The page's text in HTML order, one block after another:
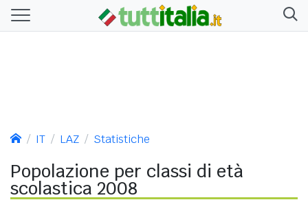
IT LAZ Statistiche
Popolazione per classi di età
scolastica 2008